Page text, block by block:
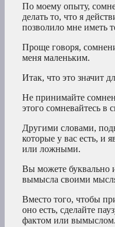
По моему опыту,
делать то, что я
позволило мне иметь
Проще говоря,
меня маленьким.
Итак, что это значит
Не принимайте
этого сомневайтесь в
Другими словами,
которые у вас есть, и
или ложными.
Вы можете буквально
вымысла своими
Вместо того, чтобы
оно есть, сделайте
фактом или вымыслом.